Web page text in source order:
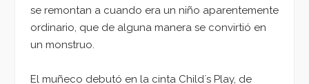
se remontan a cuando era un niño aparentemente
ordinario, que de alguna manera se convirtió en
un monstruo.
El muñeco debutó en la cinta Child´s Play, de